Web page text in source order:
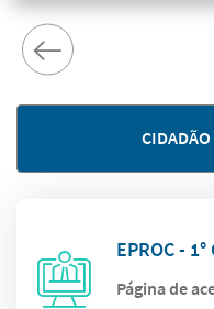
CIDADÃO
EPROC - 1°
Página de